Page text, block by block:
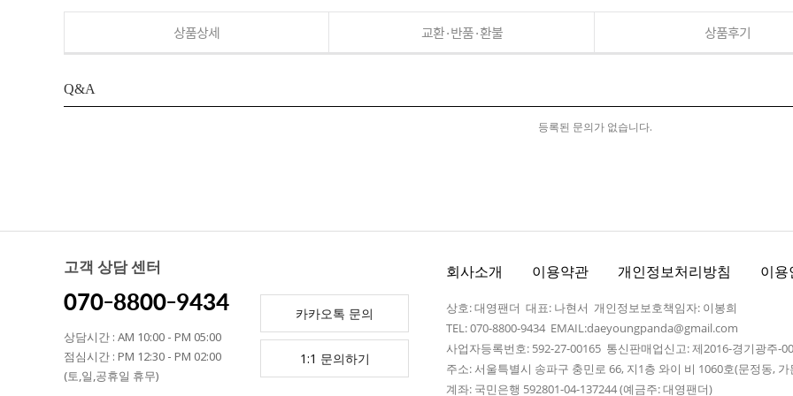
상품상세 교환·반품·환불 상품후기
Q&A
등록된 문의가 없습니다.
고객 상담 센터
070-8800-9434
상담시간 : AM 10:00 - PM 05:00
점심시간 : PM 12:30 - PM 02:00
(토,일,공휴일 휴무)
카카오톡 문의
1:1 문의하기
회사소개 이용약관 개인정보처리방침 이용
상호: 대영팬더 대표: 나현서 개인정보보호책임자: 이봉희
TEL: 070-8800-9434 EMAIL:daeyoungpanda@gmail.com
사업자등록번호: 592-27-00165 통신판매업신고: 제2016-경기광주-
주소: 서울특별시 송파구 충민로 66, 지1층 와이 비 1060호(문정동,
계좌: 국민은행 592801-04-137244 (예금주: 대영팬더)